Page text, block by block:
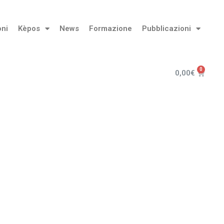
Kèpos News Formazione Pubblicazioni
0,00€